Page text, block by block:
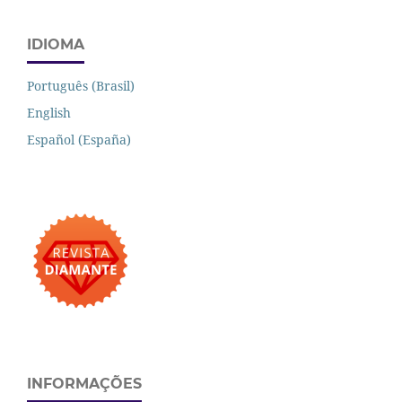
IDIOMA
Português (Brasil)
English
Español (España)
INFORMAÇÕES